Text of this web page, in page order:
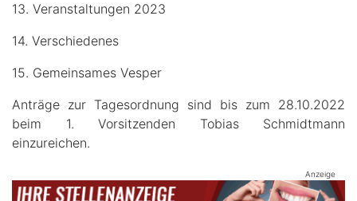
13. Veranstaltungen 2023
14. Verschiedenes
15. Gemeinsames Vesper
Anträge zur Tagesordnung sind bis zum 28.10.2022
beim 1. Vorsitzenden Tobias Schmidtmann
einzureichen.
Anzeige